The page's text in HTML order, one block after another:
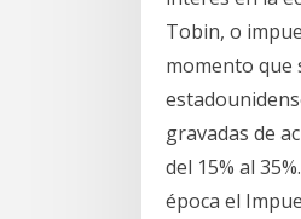
Tobin, o
momento que
gravadas de
del 15% al
época el